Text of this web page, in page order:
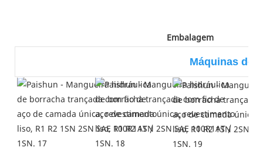
Embalagem
Máquinas de